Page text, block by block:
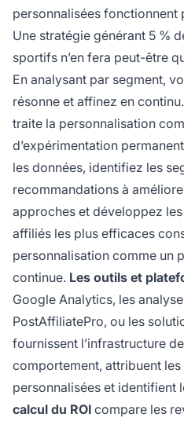
personnalisées fonctionnent
Une stratégie générant 5 %
sportifs n’en fera peut-être
En analysant par segment,
résonne et affinez en continu.
traite la personnalisation
d’expérimentation
les données, identifiez les
recommandations à
approches et développez
affiliés les plus efficaces
personnalisation comme un
continue. Les outils et
Google Analytics, les
PostAffiliatePro, ou les
fournissent l’infrastructure
comportement, attribuent
personnalisées et identifient
calcul du ROI compare les